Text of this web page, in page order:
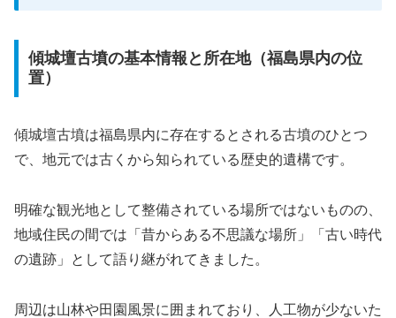
傾城壇古墳の基本情報と所在地（福島県内の位
置）
傾城壇古墳は福島県内に存在するとされる古墳のひとつ
で、地元では古くから知られている歴史的遺構です。
明確な観光地として整備されている場所ではないものの、
地域住民の間では「昔からある不思議な場所」「古い時代
の遺跡」として語り継がれてきました。
周辺は山林や田園風景に囲まれており、人工物が少ないた